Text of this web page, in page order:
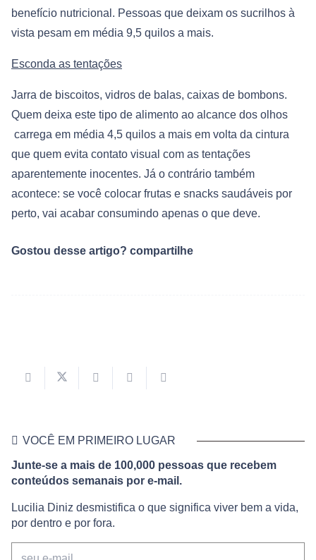
benefício nutricional. Pessoas que deixam os sucrilhos à
vista pesam em média 9,5 quilos a mais.
Esconda as tentações
Jarra de biscoitos, vidros de balas, caixas de bombons.
Quem deixa este tipo de alimento ao alcance dos olhos
carrega em média 4,5 quilos a mais em volta da cintura
que quem evita contato visual com as tentações
aparentemente inocentes. Já o contrário também
acontece: se você colocar frutas e snacks saudáveis por
perto, vai acabar consumindo apenas o que deve.
Gostou desse artigo? compartilhe
VOCÊ EM PRIMEIRO LUGAR
Junte-se a mais de 100,000 pessoas que recebem
conteúdos semanais por e-mail.
Lucilia Diniz desmistifica o que significa viver bem a vida,
por dentro e por fora.